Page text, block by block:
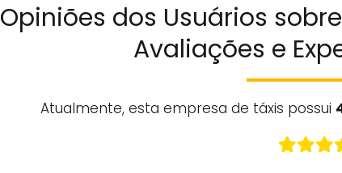
Opiniões dos Usuários
Avaliações e
Atualmente, esta empresa de táxis possui